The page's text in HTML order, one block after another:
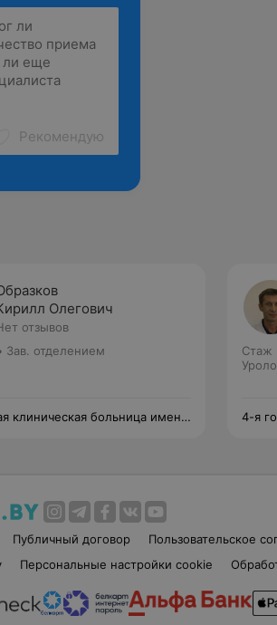
Рекомендую
Олегович
отзывов
Зав. отделением
клиническая больница имени
Стаж
4-я
Публичный договор Пользовательское
Персональные настройки cookie